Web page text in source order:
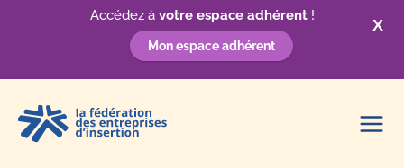
X
Accédez à votre espace adhérent!
Mon espace adhérent
contenu